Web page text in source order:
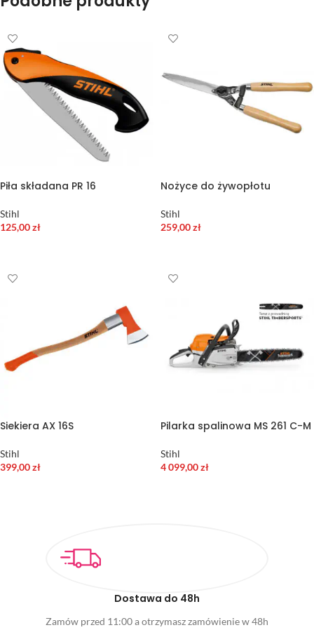
Piła składana PR 16
Stihl
125,00zł
Nożyce do żywopłotu
Stihl
259,00zł
Siekiera AX 16S
Stihl
399,00zł
Pilarka spalinowa MS 261 C-M
Stihl
4 099,00zł
Dostawa do 48h
Zamów przed 11:00 a otrzymasz zamówienie w 48h